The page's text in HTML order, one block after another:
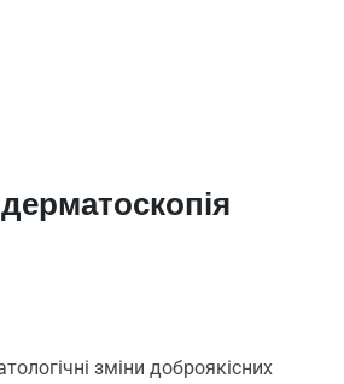
зміни доброякісних